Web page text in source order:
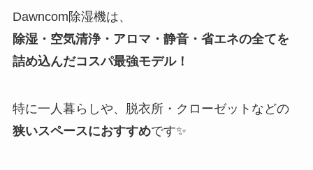
Dawncom除湿機は、
除湿・空気清浄・アロマ・静音・省エネの全てを
詰め込んだコスパ最強モデル！
特に一人暮らしや、脱衣所・クローゼットなどの
狭いスペースにおすすめです✨